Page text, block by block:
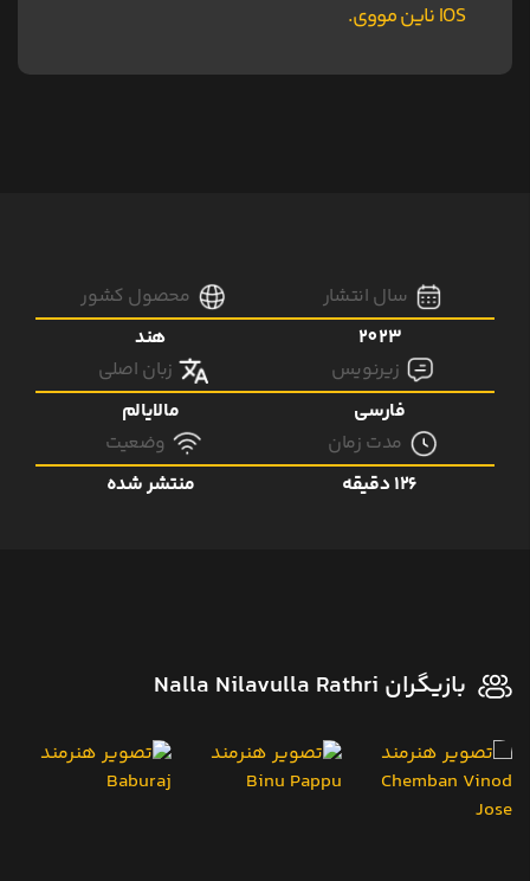
IOS ناین مووی.
سال انتشار
2023
محصول کشور
هند
زیرنویس
فارسی
زبان اصلی
مالایالم
مدت زمان
126 دقیقه
وضعیت
منتشر شده
بازیگران Nalla Nilavulla Rathri